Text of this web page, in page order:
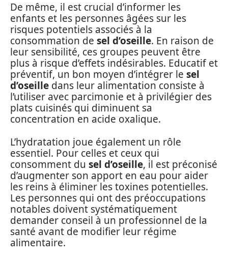
De même, il est crucial d’informer les
enfants et les personnes âgées sur les
risques potentiels associés à la
consommation de sel d’oseille. En raison de
leur sensibilité, ces groupes peuvent être
plus à risque d’effets indésirables. Educatif et
préventif, un bon moyen d’intégrer le sel
d’oseille dans leur alimentation consiste à
l’utiliser avec parcimonie et à privilégier des
plats cuisinés qui diminuent sa
concentration en acide oxalique.
L’hydratation joue également un rôle
essentiel. Pour celles et ceux qui
consomment du sel d’oseille, il est préconisé
d’augmenter son apport en eau pour aider
les reins à éliminer les toxines potentielles.
Les personnes qui ont des préoccupations
notables doivent systématiquement
demander conseil à un professionnel de la
santé avant de modifier leur régime
alimentaire.